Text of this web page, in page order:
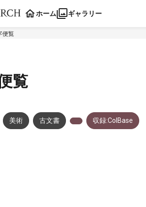
ホーム ギャラリー
便覧
覧
美術 古文書 収録:ColBase